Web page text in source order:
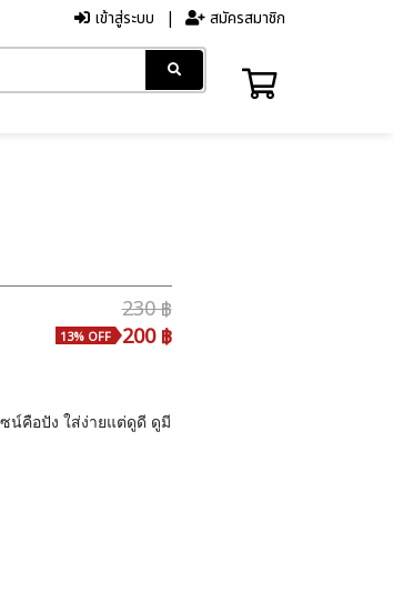
เข้าสู่ระบบ สมัครสมาชิก
230 ฿
200 ฿
13% OFF
น์คือปัง ใส่ง่ายแต่ดูดี ดูมี